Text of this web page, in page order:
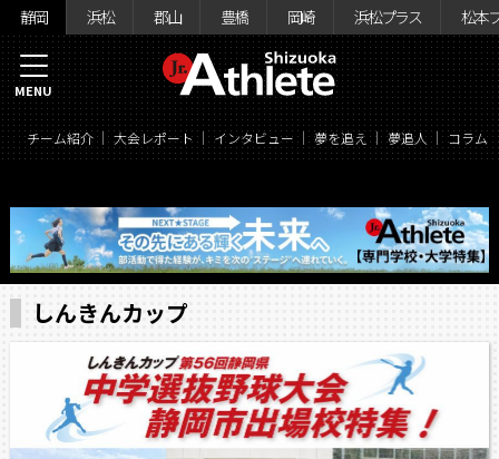
静岡 浜松 郡山 豊橋 岡崎 浜松プラス 松本
チーム紹介 大会レポート インタビュー 夢を追え 夢追人 コラム
MENU
しんきんカップ